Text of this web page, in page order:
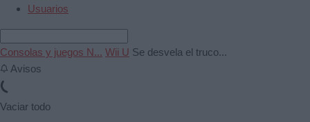
Usuarios
Consolas y juegos N... Wii U Se desvela el truco...
Avisos
Vaciar todo